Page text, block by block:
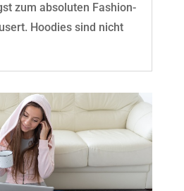
zum absoluten Fashion-
Hoodies sind nicht